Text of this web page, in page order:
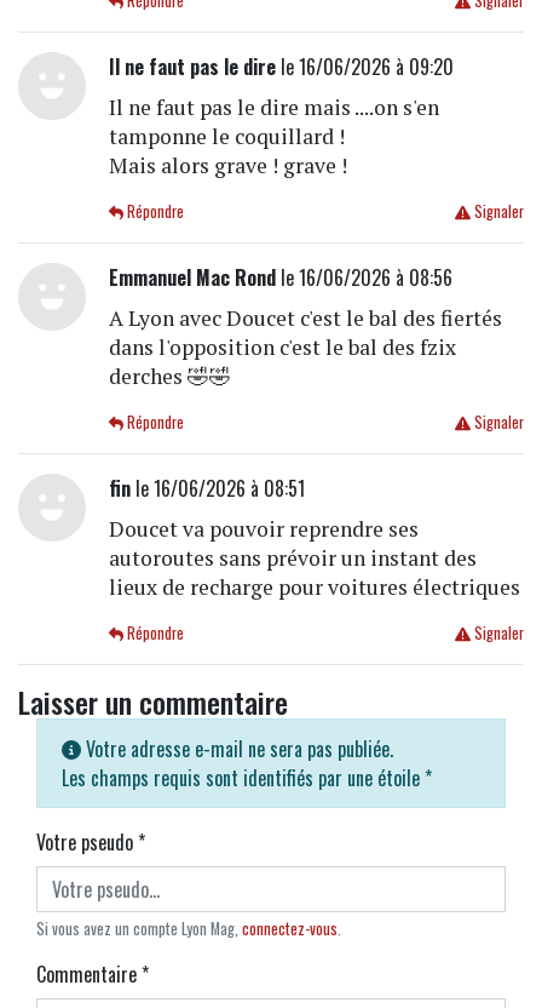
Il ne faut pas le direle 16/06/2026 à 09:20
Il ne faut pas le dire mais ....on s'en
tamponne le coquillard !
Mais alors grave ! grave !
Signaler
Répondre
Emmanuel Mac Rondle 16/06/2026 à 08:56
A Lyon avec Doucet c'est le bal des fiertés
dans l'opposition c'est le bal des fzix
derches 🤣🤣
Signaler
Répondre
finle 16/06/2026 à 08:51
Doucet va pouvoir reprendre ses
autoroutes sans prévoir un instant des
lieux de recharge pour voitures électriques
Signaler
Répondre
Laisser un commentaire
Votre adresse e-mail ne sera pas publiée.
Les champs requis sont identifiés par une étoile *
Votre pseudo*
Si vous avez un compte Lyon Mag, connectez-vous.
Commentaire*